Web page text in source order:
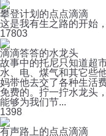
攀登计划的点点滴滴
这是我有生之路的开始
17803
滴滴答答的水龙头
故事中的托尼只知道超
水、电、煤气和其它些
妈带他去交了各种生活
免费的。拧一拧水龙头
能够为我们节...
1398
有声路上的点点滴滴